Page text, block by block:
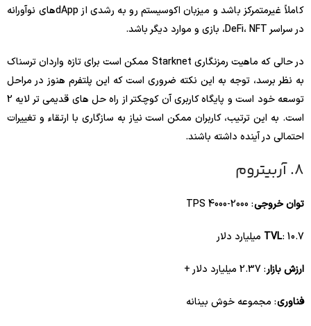
کاملاً غیرمتمرکز باشد و میزبان اکوسیستم رو به رشدی از dAppهای نوآورانه
در سراسر DeFi، NFT، بازی و موارد دیگر باشد.
در حالی که ماهیت رمزنگاری Starknet ممکن است برای تازه واردان ترسناک
به نظر برسد، توجه به این نکته ضروری است که این پلتفرم هنوز در مراحل
توسعه خود است و پایگاه کاربری آن کوچکتر از راه حل های قدیمی تر لایه 2
است. به این ترتیب، کاربران ممکن است نیاز به سازگاری با ارتقاء و تغییرات
احتمالی در آینده داشته باشند.
8. آربیتروم
توان خروجی: 2000-4000 TPS
TVL: 10.7 میلیارد دلار
ارزش بازار: 2.37 میلیارد دلار +
فناوری: مجموعه خوش بینانه